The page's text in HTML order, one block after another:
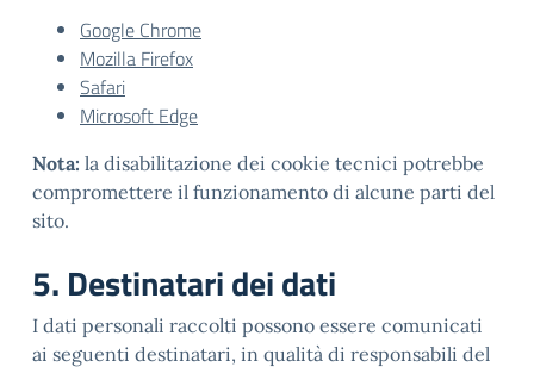
Google Chrome
Mozilla Firefox
Safari
Microsoft Edge
Nota: la disabilitazione dei cookie tecnici potrebbe
compromettere il funzionamento di alcune parti del
sito.
5. Destinatari dei dati
I dati personali raccolti possono essere comunicati
ai seguenti destinatari, in qualità di responsabili del